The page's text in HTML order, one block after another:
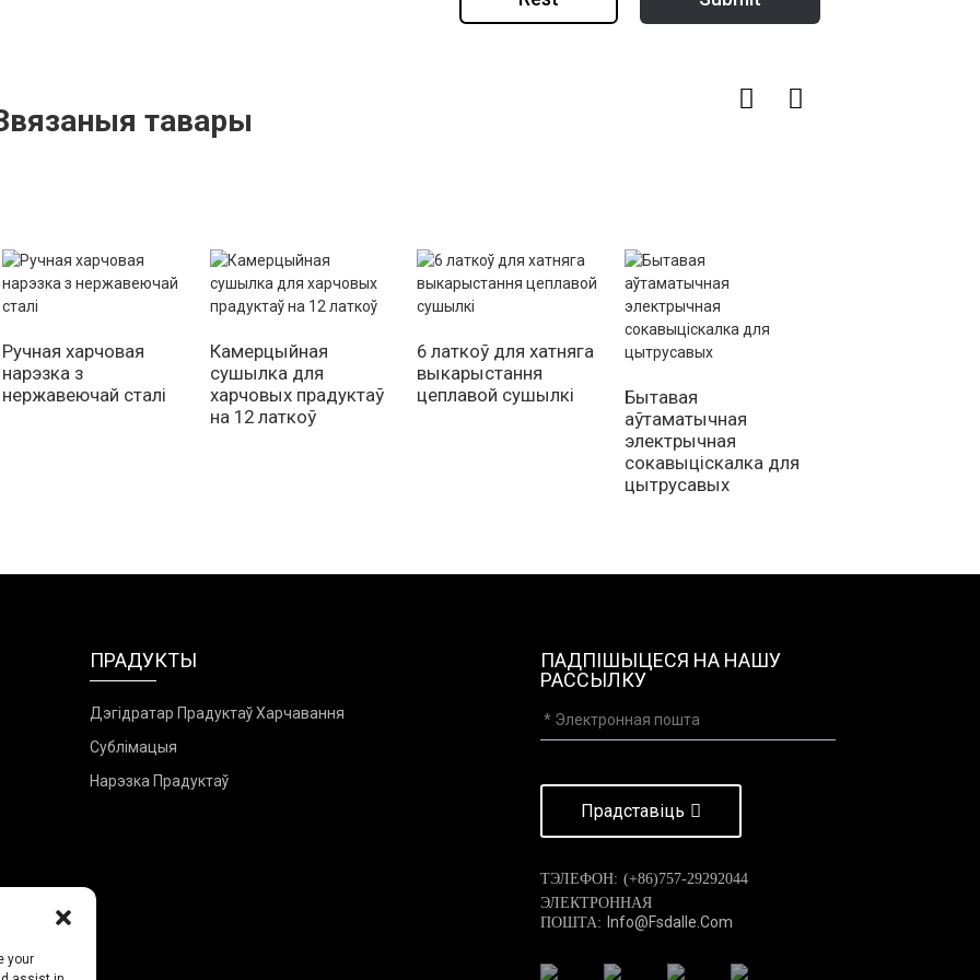
тавары
Ручная харчовая
нарэзка з
нержавеючай сталі
Камерцыйная
сушылка для
харчовых прадуктаў
на 12 латкоў
6 латкоў для хатняга
выкарыстання
цеплавой сушылкі
Бытавая
аўтаматычная
электрычная
сокавыціскалка для
цытрусавых
ПРАДУКТЫ
Дэгідратар Прадуктаў Харчавання
Сублімацыя
Нарэзка Прадуктаў
ПАДПІШЫЦЕСЯ НА НАШУ
РАССЫЛКУ
Прадставіць
ТЭЛЕФОН: (+86)757-29292044
ЭЛЕКТРОННАЯ
ПОШТА: Info@fsdalle.com
your